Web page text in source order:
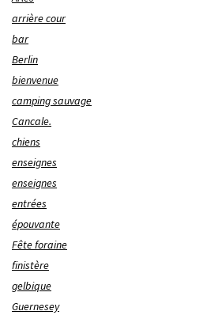
arrière cour
bar
Berlin
bienvenue
camping sauvage
Cancale.
chiens
enseignes
enseignes
entrées
épouvante
Fête foraine
finistère
gelbique
Guernesey